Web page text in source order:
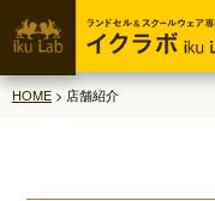
HOME > 店舗紹介